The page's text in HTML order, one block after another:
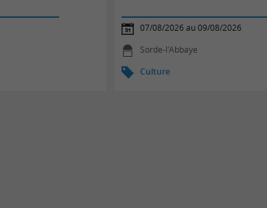
07/08/2026 au 09/08/2026
Sorde-l'Abbaye
Culture